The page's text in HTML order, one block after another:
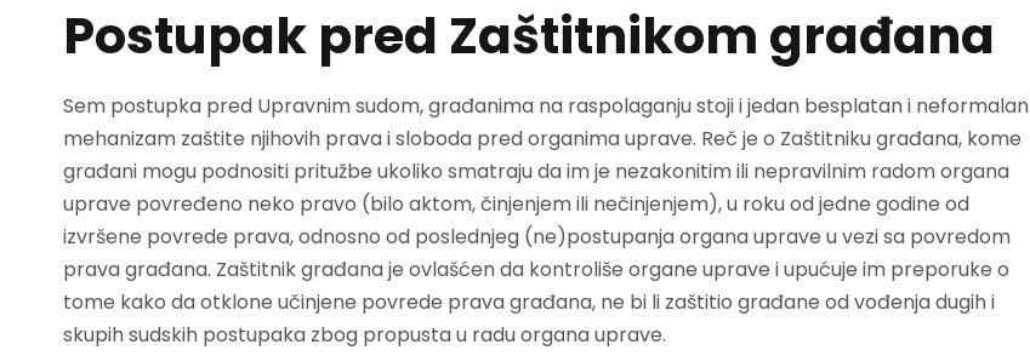
Postupak pred Zaštitnikom građana
Sem postupka pred Upravnim sudom, građanima na raspolaganju stoji i jedan besplatan i neformalan
mehanizam zaštite njihovih prava i sloboda pred organima uprave. Reč je o Zaštitniku građana, kome
građani mogu podnositi pritužbe ukoliko smatraju da im je nezakonitim ili nepravilnim radom organa
uprave povređeno neko pravo (bilo aktom, činjenjem ili nečinjenjem), u roku od jedne godine od
izvršene povrede prava, odnosno od poslednjeg (ne)postupanja organa uprave u vezi sa povredom
prava građana. Zaštitnik građana je ovlašćen da kontroliše organe uprave i upućuje im preporuke o
tome kako da otklone učinjene povrede prava građana, ne bi li zaštitio građane od vođenja dugih i
skupih sudskih postupaka zbog propusta u radu organa uprave.